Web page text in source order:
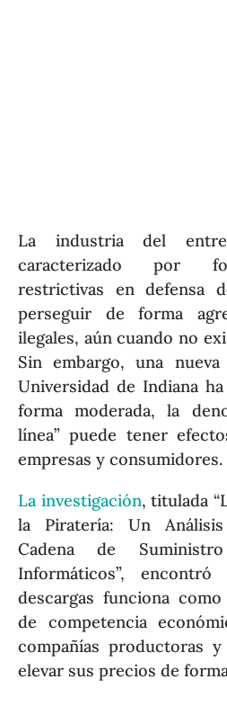
La industria del
caracterizado por
restrictivas en defensa
perseguir de forma
ilegales, aún cuando no
Sin embargo, una
Universidad de Indiana
forma moderada, la
línea” puede tener
empresas y consumidores.
La investigación, titulada
la Piratería: Un
Cadena de
Informáticos”,
descargas funciona
de competencia
compañías productoras
elevar sus precios de